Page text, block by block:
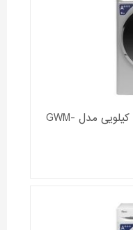
ماشین لباسشویی جی پلاس 8 کیلویی مدل GWM-